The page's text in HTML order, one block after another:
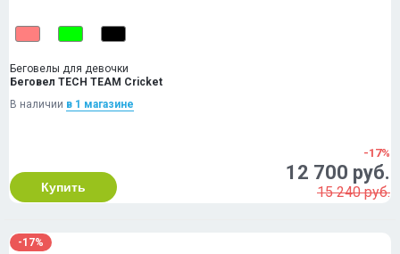
Беговелы для девочки
Беговел TECH TEAM Cricket
В наличии в 1 магазинe
Купить
-17%
12 700 руб.
15 240 руб.
-17%